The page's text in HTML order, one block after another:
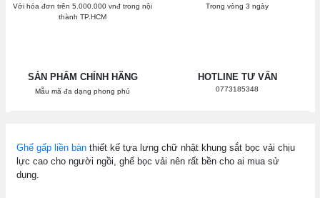
Với hóa đơn trên 5.000.000 vnđ trong nội
thành TP.HCM
Trong vòng 3 ngày
SẢN PHẨM CHÍNH HÃNG
Mẫu mã đa dạng phong phú
HOTLINE TƯ VẤN
0773185348
Ghế gấp liền bàn thiết kế tựa lưng chữ nhật khung sắt bọc vải chịu
lực cao cho người ngồi, ghế bọc vải nên rất bền cho ai mua sử
dụng.